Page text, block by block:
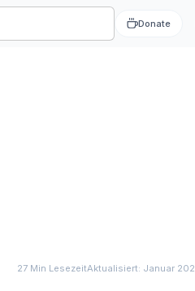
Donate
27 Min LesezeitAktualisiert: Januar